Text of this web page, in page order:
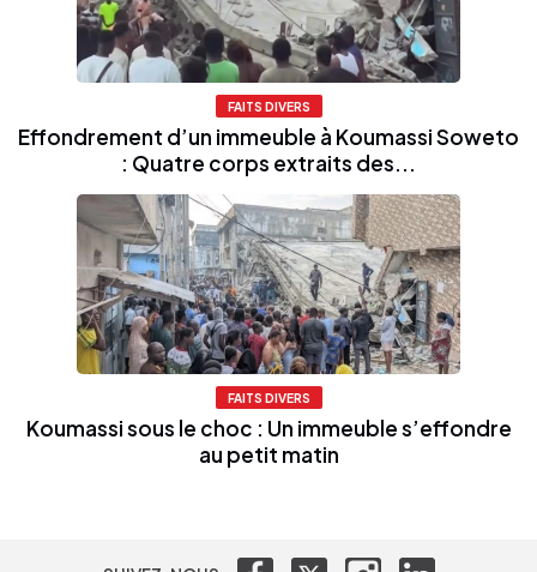
FAITS DIVERS
Effondrement d’un immeuble à Koumassi Soweto
: Quatre corps extraits des...
FAITS DIVERS
Koumassi sous le choc : Un immeuble s’effondre
au petit matin